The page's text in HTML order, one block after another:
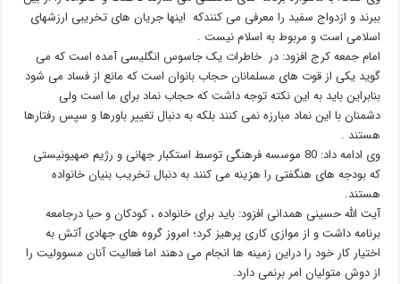
ببرند و ازدواج سفید را معرفی می کنندکه اینها جریان های تخریبی ارزشهای
اسلامی است و مربوط به اسلام نیست .
امام جمعه کرج افزود: در خاطرات یک جاسوس انگلیسی آمده است که می
گوید یکی از قوت های مسلمانان حجاب بانوان است که مانع از فساد می شود
بنابراین باید به این نکته توجه داشت که حجاب نماد برای ما است ولی
دشمنان با این نماد مبارزه نمی کنند بلکه به دنبال تغییر باورها و سپس رفتارها
هستند .
وی ادامه داد: 80 موسسه فرهنگی توسط استکبار جهانی و رژیم صهیونیستی
که بودجه های هنگفتی را هزینه می کنند به دنبال تخریب بنیان خانواده
هستند.
آیت الله حسینی همدانی افزود: باید برای خانواده ، کودکان و حیا درجامعه
برنامه داشت و از موازی کاری پرهیز کرد؛ امروز گروه های جهادی آتش به
اختیار کار خود را دراین زمینه ها انجام می دهند اما فعالیت آنان مسوولیت را
از دوش متولیان امر برنمی دارد.